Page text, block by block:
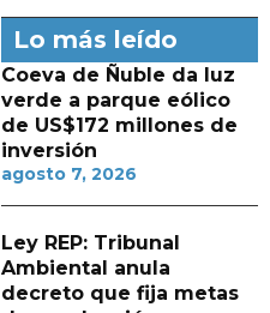
Lo más leído
Coeva de Ñuble da luz
verde a parque eólico
de US$172 millones de
inversión
agosto 7, 2026
Ley REP: Tribunal
Ambiental anula
decreto que fija metas